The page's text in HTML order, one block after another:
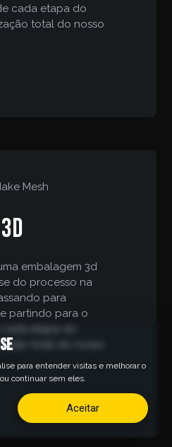
cada etapa do
total do nosso
Mesh
embalagem 3d
do processo na
para
partindo para o
etapa do
total do nosso
para entender visitas e melhorar o
continuar sem eles.
Aceitar